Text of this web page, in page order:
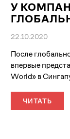
У
22.10.2020
После
впервые
World» в
ЧИТАТЬ